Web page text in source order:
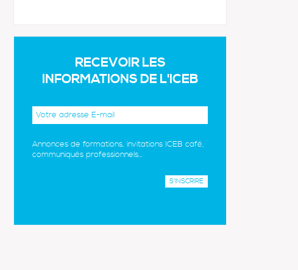
RECEVOIR LES
INFORMATIONS DE L'ICEB
Annonces de formations, invitations ICEB café,
communiqués professionnels...